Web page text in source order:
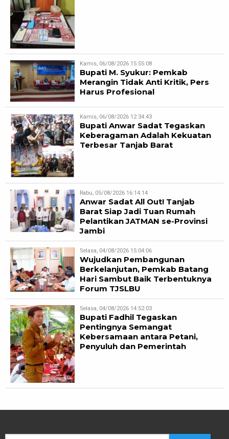
Kamis, 06/08/2026 15:55:08
Bupati M. Syukur: Pemkab
Merangin Tidak Anti Kritik, Pers
Harus Profesional
Kamis, 06/08/2026 12:34:43
Bupati Anwar Sadat Tegaskan
Keberagaman Adalah Kekuatan
Terbesar Tanjab Barat
Rabu, 05/08/2026 16:14:14
Anwar Sadat All Out! Tanjab
Barat Siap Jadi Tuan Rumah
Pelantikan JATMAN se-Provinsi
Jambi
Selasa, 04/08/2026 15:04:06
Wujudkan Pembangunan
Berkelanjutan, Pemkab Batang
Hari Sambut Baik Terbentuknya
Forum TJSLBU
Selasa, 04/08/2026 14:52:03
Bupati Fadhil Tegaskan
Pentingnya Semangat
Kebersamaan antara Petani,
Penyuluh dan Pemerintah